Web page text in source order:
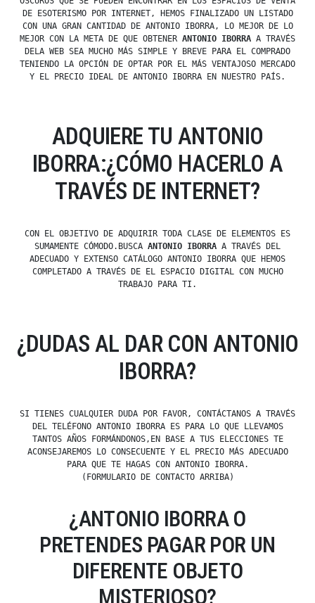
DE ESOTERISMO POR INTERNET, HEMOS FINALIZADO UN LISTADO
CON UNA GRAN CANTIDAD DE ANTONIO IBORRA, LO MEJOR DE LO
MEJOR CON LA META DE QUE OBTENER ANTONIO IBORRA A TRAVÉS
DELA WEB SEA MUCHO MÁS SIMPLE Y BREVE PARA EL COMPRADO
TENIENDO LA OPCIÓN DE OPTAR POR EL MÁS VENTAJOSO MERCADO
Y EL PRECIO IDEAL DE ANTONIO IBORRA EN NUESTRO PAÍS.
ADQUIERE TU ANTONIO
IBORRA:¿CÓMO HACERLO A
TRAVÉS DE INTERNET?
CON EL OBJETIVO DE ADQUIRIR TODA CLASE DE ELEMENTOS ES
SUMAMENTE CÓMODO.BUSCA ANTONIO IBORRA A TRAVÉS DEL
ADECUADO Y EXTENSO CATÁLOGO ANTONIO IBORRA QUE HEMOS
COMPLETADO A TRAVÉS DE EL ESPACIO DIGITAL CON MUCHO
TRABAJO PARA TI.
¿DUDAS AL DAR CON ANTONIO
IBORRA?
SI TIENES CUALQUIER DUDA POR FAVOR, CONTÁCTANOS A TRAVÉS
DEL TELÉFONO ANTONIO IBORRA ES PARA LO QUE LLEVAMOS
TANTOS AÑOS FORMÁNDONOS,EN BASE A TUS ELECCIONES TE
ACONSEJAREMOS LO CONSECUENTE Y EL PRECIO MÁS ADECUADO
PARA QUE TE HAGAS CON ANTONIO IBORRA.
(FORMULARIO DE CONTACTO ARRIBA)
¿ANTONIO IBORRA O
PRETENDES PAGAR POR UN
DIFERENTE OBJETO
MISTERIOSO?